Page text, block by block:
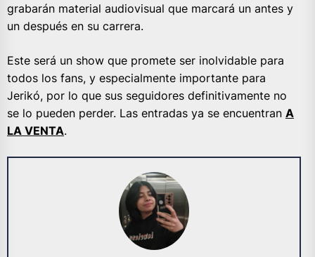
grabarán material audiovisual que marcará un antes y
un después en su carrera.
Este será un show que promete ser inolvidable para
todos los fans, y especialmente importante para
Jerikó, por lo que sus seguidores definitivamente no
se lo pueden perder. Las entradas ya se encuentran A
LA VENTA.